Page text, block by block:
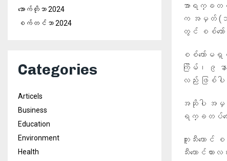
အာရက္ခတပ်
က အမှတ် (
တွင် စစ်ကေ
စစ်ကော်
ကြိမ်၊ ၉ န
လည်း ဖြစ်ပ
အဆိုပါ အ
ရက္ခတပ်တေ
ဘူးသီးတော
သီးတောင်ကာ
အောက်တိုဘာ 2024
စက်တင်ဘာ 2024
Categories
Articels
Business
Education
Environment
Health